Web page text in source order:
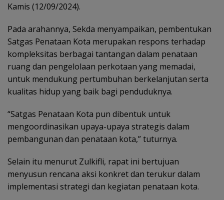
Kamis (12/09/2024).
Pada arahannya, Sekda menyampaikan, pembentukan
Satgas Penataan Kota merupakan respons terhadap
kompleksitas berbagai tantangan dalam penataan
ruang dan pengelolaan perkotaan yang memadai,
untuk mendukung pertumbuhan berkelanjutan serta
kualitas hidup yang baik bagi penduduknya.
“Satgas Penataan Kota pun dibentuk untuk
mengoordinasikan upaya-upaya strategis dalam
pembangunan dan penataan kota,” tuturnya.
Selain itu menurut Zulkifli, rapat ini bertujuan
menyusun rencana aksi konkret dan terukur dalam
implementasi strategi dan kegiatan penataan kota.